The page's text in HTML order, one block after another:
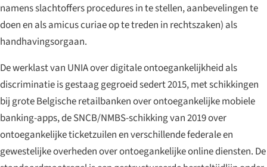
namens slachtoffers procedures in te stellen, aanbevelingen te
doen en alsamicus curiaeop te treden in rechtszaken) als
handhavingsorgaan.
De werklast van UNIA over digitale ontoegankelijkheid als
discriminatie is gestaag gegroeid sedert 2015, met schikkingen
bij grote Belgische retailbanken over ontoegankelijke mobiele
banking-apps, de SNCB/NMBS-schikking van 2019 over
ontoegankelijke ticketzuilen en verschillende federale en
gewestelijke overheden over ontoegankelijke online diensten. De